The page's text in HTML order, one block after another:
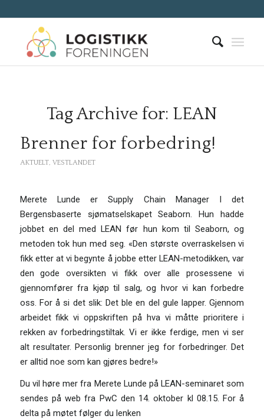
Tag Archive for: LEAN
Brenner for forbedring!
AKTUELT, VESTLANDET
Merete Lunde er Supply Chain Manager I det
Bergensbaserte sjømatselskapet Seaborn. Hun hadde
jobbet en del med LEAN før hun kom til Seaborn, og
metoden tok hun med seg. «Den største overraskelsen vi
fikk etter at vi begynte å jobbe etter LEAN-metodikken, var
den gode oversikten vi fikk over alle prosessene vi
gjennomfører fra kjøp til salg, og hvor vi kan forbedre
oss. For å si det slik: Det ble en del gule lapper. Gjennom
arbeidet fikk vi oppskriften på hva vi måtte prioritere i
rekken av forbedringstiltak. Vi er ikke ferdige, men vi ser
alt resultater. Personlig brenner jeg for forbedringer. Det
er alltid noe som kan gjøres bedre!»
Du vil høre mer fra Merete Lunde på LEAN-seminaret som
sendes på web fra PwC den 14. oktober kl 08.15. For å
delta på møtet følger du lenken